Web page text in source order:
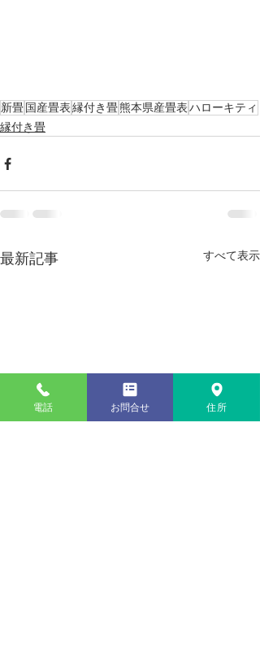
新畳国産畳表縁付き畳熊本県産畳表ハローキティ
縁付き畳
最新記事 すべて表示
電話 お問合せ 住所